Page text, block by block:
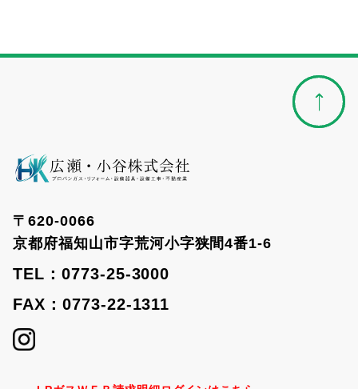
〒620-0066
京都府福知山市字荒河小字狭間4番1-6
TEL：0773-25-3000
FAX：0773-22-1311